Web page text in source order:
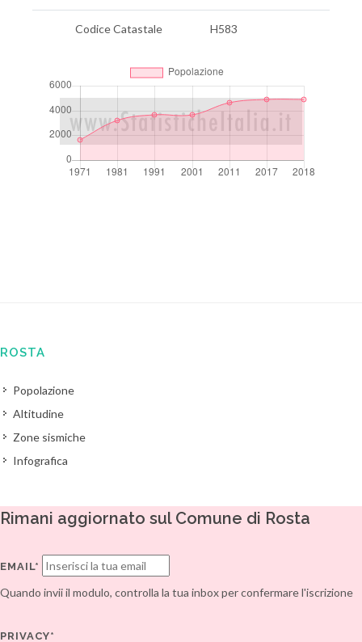
Codice Catastale H583
ROSTA
Popolazione
Altitudine
Zone sismiche
Infografica
Rimani aggiornato sul Comune di Rosta
EMAIL*
Quando invii il modulo, controlla la tua inbox per confermare l'iscrizione
PRIVACY*